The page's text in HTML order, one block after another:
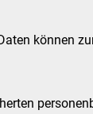
können